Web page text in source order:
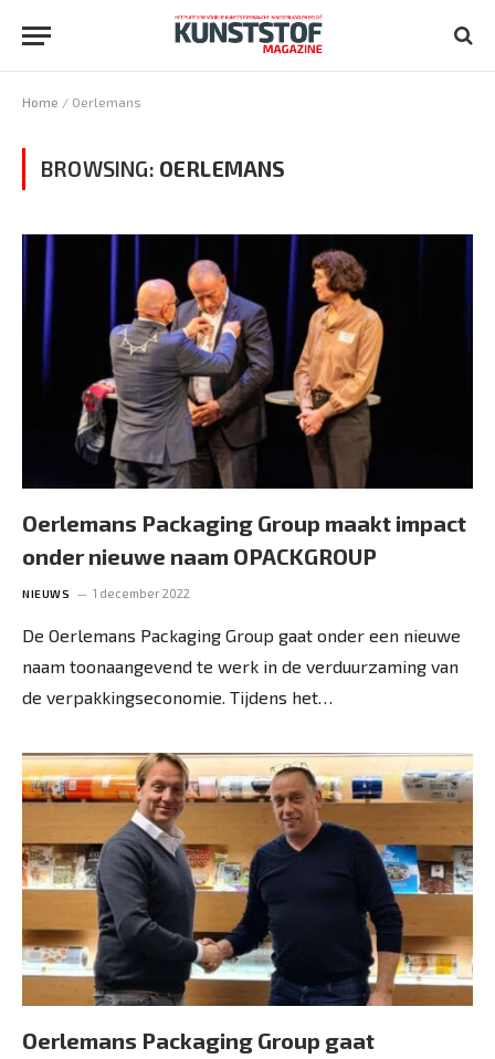
Home / Oerlemans
BROWSING: OERLEMANS
Oerlemans Packaging Group maakt impact
onder nieuwe naam OPACKGROUP
NIEUWS 1 december 2022
De Oerlemans Packaging Group gaat onder een nieuwe
naam toonaangevend te werk in de verduurzaming van
de verpakkingseconomie. Tijdens het…
Oerlemans Packaging Group gaat